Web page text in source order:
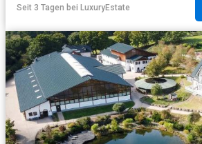
Seit 3 Tagen bei LuxuryEstate